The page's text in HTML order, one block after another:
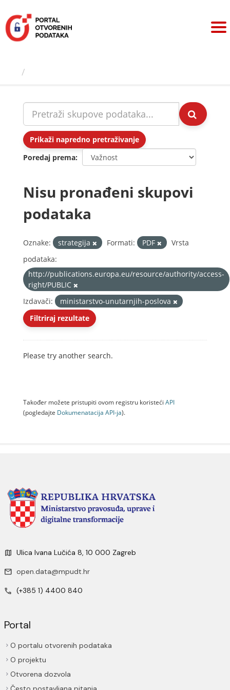
sadržaj
Prikaži napredno pretraživanje
Poredaj prema
Nisu pronađeni skupovi
podataka
Oznake: strategija Formati: PDF
Vrsta
podataka:
http://publications.europa.eu/resource/authority/access-
right/PUBLIC
Izdavači:
ministarstvo-unutarnjih-poslova
Filtriraj rezultate
Please try another search.
Također možete pristupiti ovom registru koristeći API
(pogledajte Dokumenаtаcijа API-jа).